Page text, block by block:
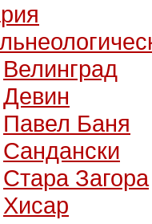
Велинград
Девин
Павел Баня
Сандански
Стара Загора
Хисар